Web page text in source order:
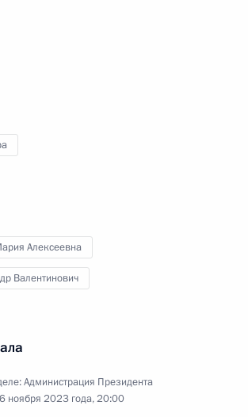
Алексеевна
Валентинович
Администрация Президента
ноября 2023 года, 20:00